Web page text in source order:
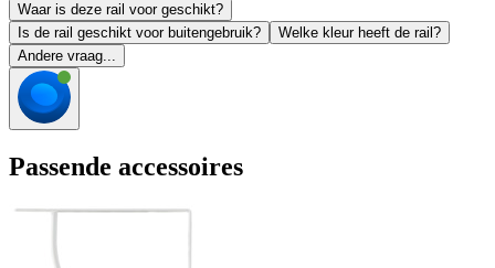
Waar is deze rail voor geschikt?
Is de rail geschikt voor buitengebruik?
Welke kleur heeft de rail?
Andere vraag...
Passende accessoires